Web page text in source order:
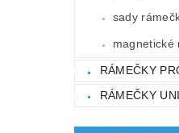
sady
magnetické
RÁMEČKY
RÁMEČKY